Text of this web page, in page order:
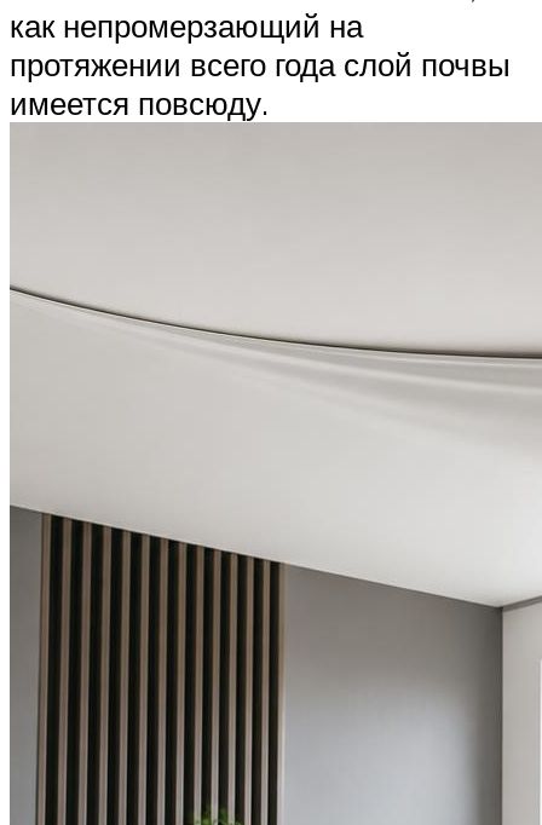
как непромерзающий на
протяжении всего года слой почвы
имеется повсюду.